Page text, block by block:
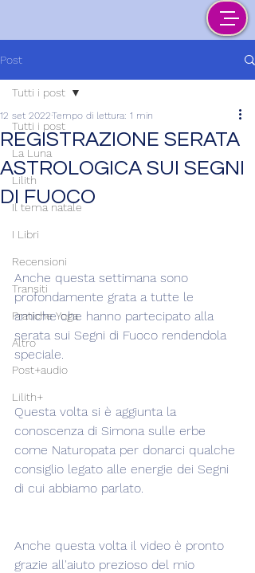
Post
Tutti i post
La Luna
Lilith
Il tema natale
I Libri
Recensioni
Transiti
Pratiche Yoga
Altro
Post+audio
Lilith+
Tutti i post
REGISTRAZIONE SERATA
ASTROLOGICA SUI SEGNI
DI FUOCO
12 set 2022Tempo di lettura: 1 min
Anche questa settimana sono
profondamente grata a tutte le
amiche che hanno partecipato alla
serata sui Segni di Fuoco rendendola
speciale.
Questa volta si è aggiunta la
conoscenza di Simona sulle erbe
come Naturopata per donarci qualche
consiglio legato alle energie dei Segni
di cui abbiamo parlato.
Anche questa volta il video è pronto
grazie all'aiuto prezioso del mio